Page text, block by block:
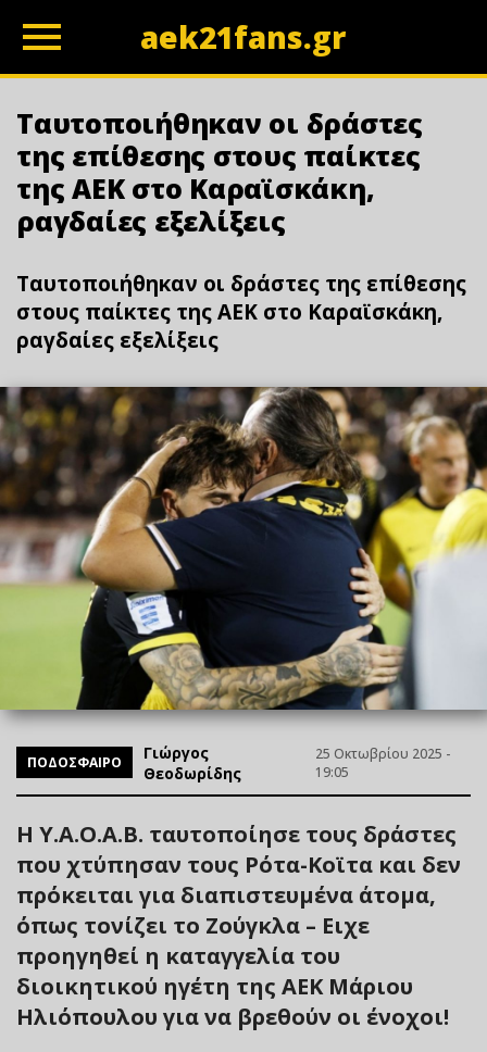
aek21fans.gr
Ταυτοποιήθηκαν οι δράστες
της επίθεσης στους παίκτες
της ΑΕΚ στο Καραϊσκάκη,
ραγδαίες εξελίξεις
Ταυτοποιήθηκαν οι δράστες της επίθεσης
στους παίκτες της ΑΕΚ στο Καραϊσκάκη,
ραγδαίες εξελίξεις
ΠΟΔΟΣΦΑΙΡΟ
Γιώργος
Θεοδωρίδης
25 Οκτωβρίου 2025 -
19:05
Η Υ.Α.Ο.Α.Β. ταυτοποίησε τους δράστες
που χτύπησαν τους Ρότα-Κοϊτα και δεν
πρόκειται για διαπιστευμένα άτομα,
όπως τονίζει το Ζούγκλα – Ειχε
προηγηθεί η καταγγελία του
διοικητικού ηγέτη της ΑΕΚ Μάριου
Ηλιόπουλου για να βρεθούν οι ένοχοι!